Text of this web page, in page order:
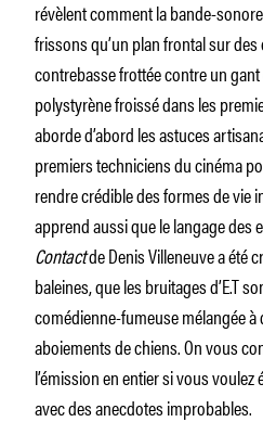
révèlent comment la bande-
frissons qu’un plan frontal sur des
contrebasse frottée contre un
polystyrène froissé dans les
aborde d’abord les astuces
premiers techniciens du cinéma
rendre crédible des formes de vie
apprend aussi que le langage des
Contactde Denis Villeneuve a été
baleines, que les bruitages d’E.T
comédienne-fumeuse mélangée à
aboiements de chiens. On vous
l’émission en entier si vous
avec des anecdotes improbables.